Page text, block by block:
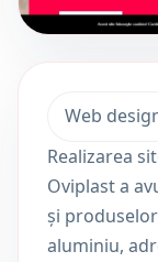
Web
Realizarea
Oviplast a
și
aluminiu,